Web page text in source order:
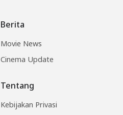
Berita
Movie News
Cinema Update
Tentang
Kebijakan Privasi